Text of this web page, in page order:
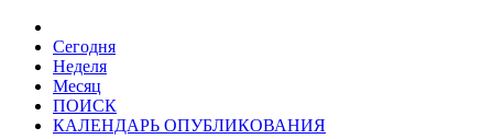
Сегодня
Неделя
Месяц
ПОИСК
КАЛЕНДАРЬ ОПУБЛИКОВАНИЯ